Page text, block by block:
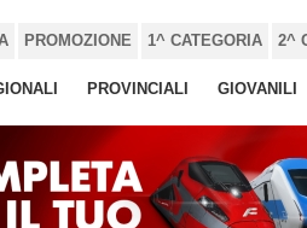
PROMOZIONE 1^ CATEGORIA 2^
PROVINCIALI GIOVANILI